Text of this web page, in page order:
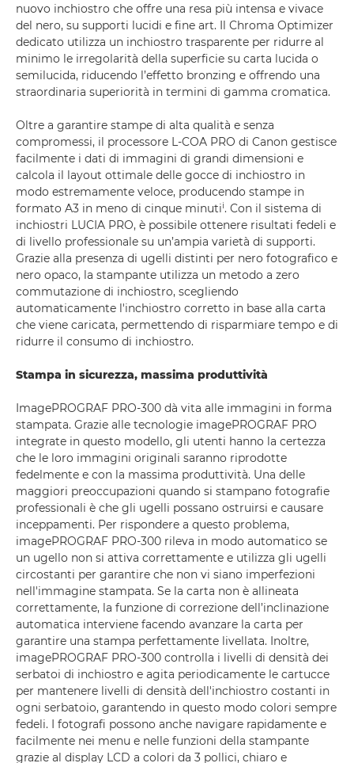
nuovo inchiostro che offre una resa più intensa e vivace
del nero, su supporti lucidi e fine art. Il Chroma Optimizer
dedicato utilizza un inchiostro trasparente per ridurre al
minimo le irregolarità della superficie su carta lucida o
semilucida, riducendo l’effetto bronzing e offrendo una
straordinaria superiorità in termini di gamma cromatica.
Oltre a garantire stampe di alta qualità e senza
compromessi, il processore L-COA PRO di Canon gestisce
facilmente i dati di immagini di grandi dimensioni e
calcola il layout ottimale delle gocce di inchiostro in
modo estremamente veloce, producendo stampe in
formato A3 in meno di cinque minutii. Con il sistema di
inchiostri LUCIA PRO, è possibile ottenere risultati fedeli e
di livello professionale su un’ampia varietà di supporti.
Grazie alla presenza di ugelli distinti per nero fotografico e
nero opaco, la stampante utilizza un metodo a zero
commutazione di inchiostro, scegliendo
automaticamente l'inchiostro corretto in base alla carta
che viene caricata, permettendo di risparmiare tempo e di
ridurre il consumo di inchiostro.
Stampa in sicurezza, massima produttività
ImagePROGRAF PRO-300 dà vita alle immagini in forma
stampata. Grazie alle tecnologie imagePROGRAF PRO
integrate in questo modello, gli utenti hanno la certezza
che le loro immagini originali saranno riprodotte
fedelmente e con la massima produttività. Una delle
maggiori preoccupazioni quando si stampano fotografie
professionali è che gli ugelli possano ostruirsi e causare
inceppamenti. Per rispondere a questo problema,
imagePROGRAF PRO-300 rileva in modo automatico se
un ugello non si attiva correttamente e utilizza gli ugelli
circostanti per garantire che non vi siano imperfezioni
nell'immagine stampata. Se la carta non è allineata
correttamente, la funzione di correzione dell’inclinazione
automatica interviene facendo avanzare la carta per
garantire una stampa perfettamente livellata. Inoltre,
imagePROGRAF PRO-300 controlla i livelli di densità dei
serbatoi di inchiostro e agita periodicamente le cartucce
per mantenere livelli di densità dell'inchiostro costanti in
ogni serbatoio, garantendo in questo modo colori sempre
fedeli. I fotografi possono anche navigare rapidamente e
facilmente nei menu e nelle funzioni della stampante
grazie al display LCD a colori da 3 pollici, chiaro e